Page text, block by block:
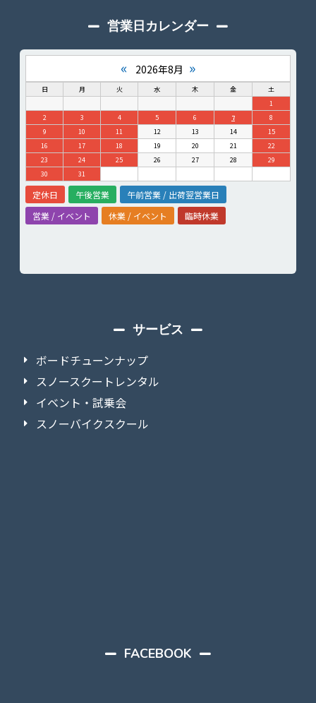
営業日カレンダー
« 2026年8月 »
日 月 火 水 木 金
土
1
2
3 4 5 6 7
8
9
10 11 12 13 14
15
16
17 18 19 20 21
22
23
24 25 26 27 28
29
30
31
定休日 午後営業
午前営業 / 出荷翌営業日
営業 / イベント
休業 / イベント 臨時休業
サービス
ボードチューンナップ
スノースクートレンタル
イベント・試乗会
スノーバイクスクール
FACEBOOK